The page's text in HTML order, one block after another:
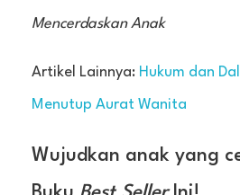
Mencerdaskan Anak
Artikel Lainnya: Hukum dan
Menutup Aurat Wanita
Wujudkan anak yang